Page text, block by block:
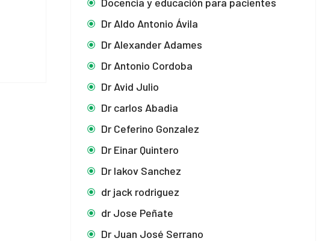
Dr Aldo Antonio Ávila
Dr Alexander Adames
Dr Antonio Cordoba
Dr Avid Julio
Dr carlos Abadia
Dr Ceferino Gonzalez
Dr Einar Quintero
Dr Iakov Sanchez
dr jack rodriguez
dr Jose Peñate
Dr Juan José Serrano